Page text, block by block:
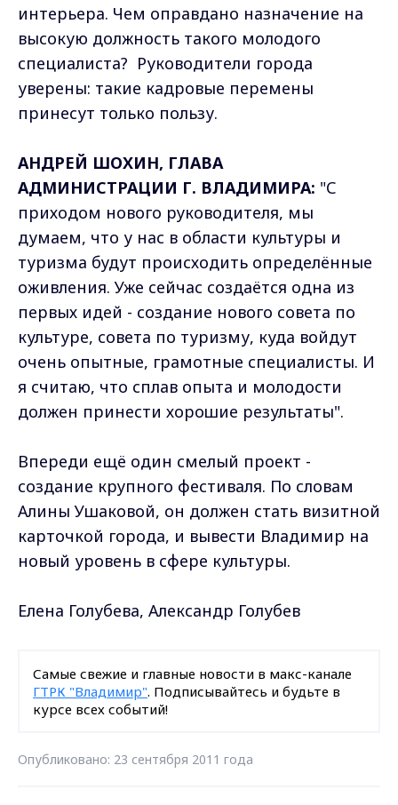
интерьера. Чем оправдано назначение на
высокую должность такого молодого
специалиста? Руководители города
уверены: такие кадровые перемены
принесут только пользу.
АНДРЕЙ ШОХИН, ГЛАВА
АДМИНИСТРАЦИИ Г. ВЛАДИМИРА: "С
приходом нового руководителя, мы
думаем, что у нас в области культуры и
туризма будут происходить определённые
оживления. Уже сейчас создаётся одна из
первых идей - создание нового совета по
культуре, совета по туризму, куда войдут
очень опытные, грамотные специалисты. И
я считаю, что сплав опыта и молодости
должен принести хорошие результаты".
Впереди ещё один смелый проект -
создание крупного фестиваля. По словам
Алины Ушаковой, он должен стать визитной
карточкой города, и вывести Владимир на
новый уровень в сфере культуры.
Елена Голубева, Александр Голубев
Самые свежие и главные новости в макс-канале
ГТРК "Владимир". Подписывайтесь и будьте в
курсе всех событий!
Опубликовано: 23 сентября 2011 года